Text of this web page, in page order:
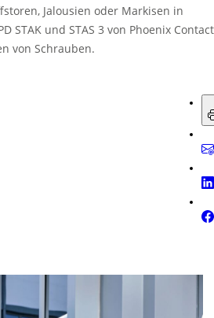
Jalousien oder Markisen in
STAK und STAS 3 von Phoenix Contact
von Schrauben.